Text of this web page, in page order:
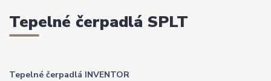
Tepelné čerpadlá SPLT
Tepelné čerpadlá INVENTOR